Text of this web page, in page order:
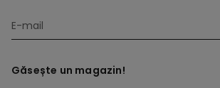
Găsește un magazin!